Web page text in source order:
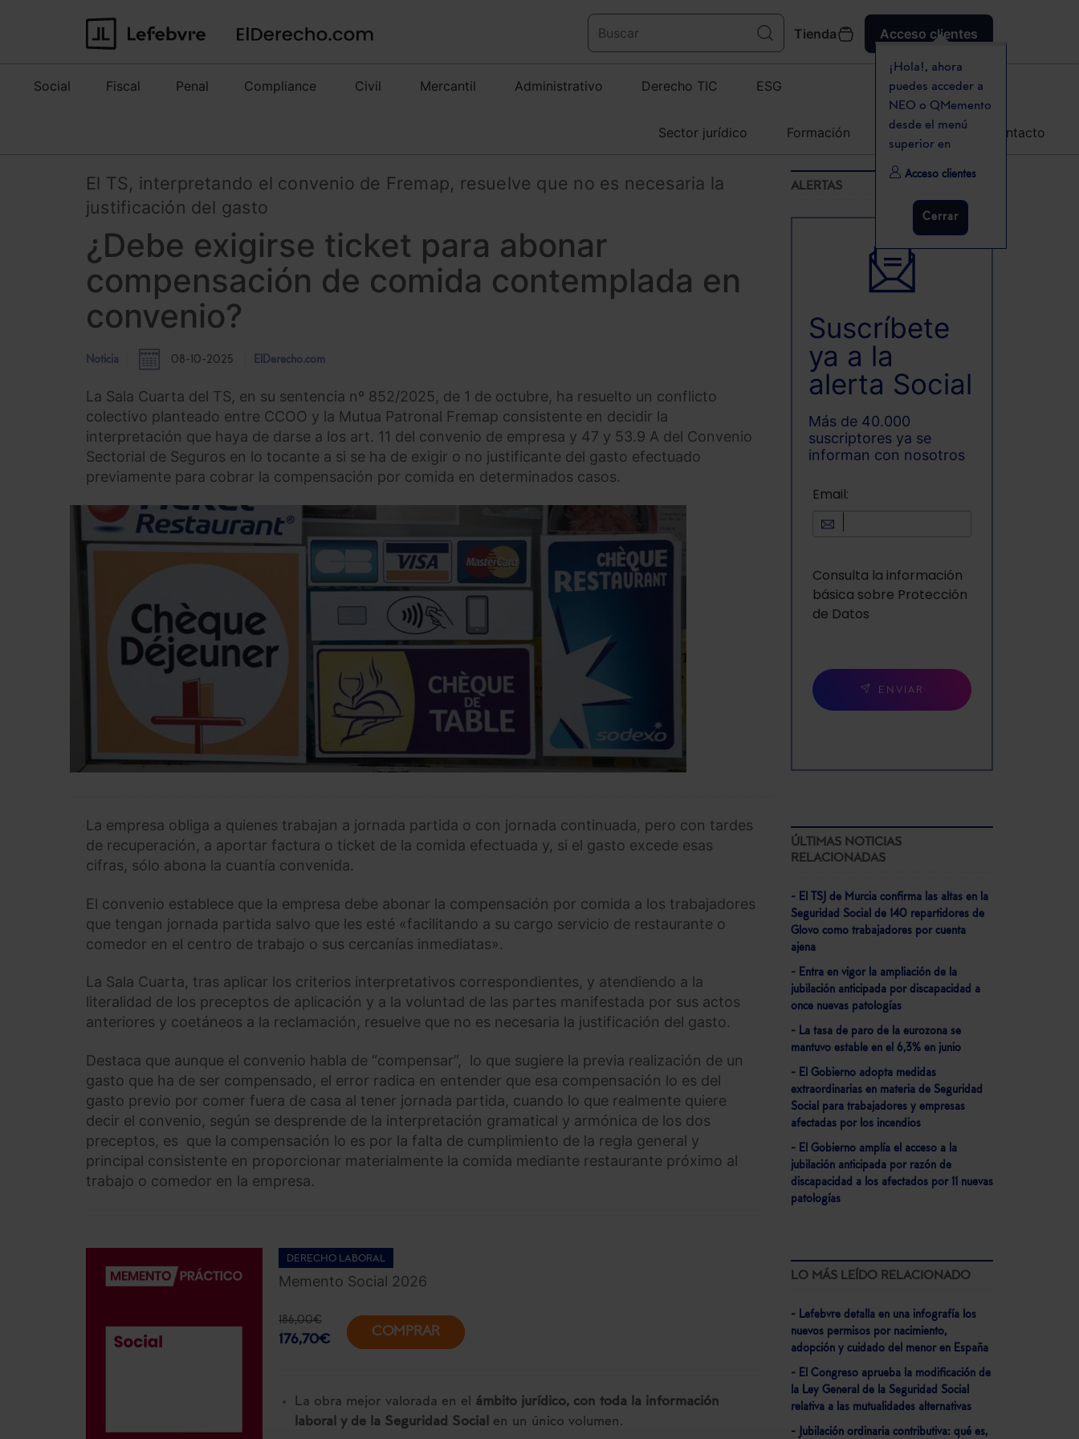
Tienda Acceso clientes
¡Hola!, ahora
puedes acceder a
NEO o QMemento
desde el menú
superior en
Acceso clientes
Cerrar
Social Fiscal Penal Compliance Civil Mercantil Administrativo Derecho TIC ESG
Sector jurídico Formación Agenda Contacto
El TS, interpretando el convenio de Fremap, resuelve que no es necesaria la
justificación del gasto
¿Debe exigirse ticket para abonar
compensación de comida contemplada en
convenio?
Noticia 08-10-2025 ElDerecho.com
La Sala Cuarta del TS, en su sentencia nº 852/2025, de 1 de octubre, ha resuelto un conflicto
colectivo planteado entre CCOO y la Mutua Patronal Fremap consistente en decidir la
interpretación que haya de darse a los art. 11 del convenio de empresa y 47 y 53.9 A del Convenio
Sectorial de Seguros en lo tocante a si se ha de exigir o no justificante del gasto efectuado
previamente para cobrar la compensación por comida en determinados casos.
La empresa obliga a quienes trabajan a jornada partida o con jornada continuada, pero con tardes
de recuperación, a aportar factura o ticket de la comida efectuada y, si el gasto excede esas
cifras, sólo abona la cuantía convenida.
El convenio establece que la empresa debe abonar la compensación por comida a los trabajadores
que tengan jornada partida salvo que les esté «facilitando a su cargo servicio de restaurante o
comedor en el centro de trabajo o sus cercanías inmediatas».
La Sala Cuarta, tras aplicar los criterios interpretativos correspondientes, y atendiendo a la
literalidad de los preceptos de aplicación y a la voluntad de las partes manifestada por sus actos
anteriores y coetáneos a la reclamación, resuelve que no es necesaria la justificación del gasto.
Destaca que aunque el convenio habla de “compensar”, lo que sugiere la previa realización de un
gasto que ha de ser compensado, el error radica en entender que esa compensación lo es del
gasto previo por comer fuera de casa al tener jornada partida, cuando lo que realmente quiere
decir el convenio, según se desprende de la interpretación gramatical y armónica de los dos
preceptos, es que la compensación lo es por la falta de cumplimiento de la regla general y
principal consistente en proporcionar materialmente la comida mediante restaurante próximo al
trabajo o comedor en la empresa.
DERECHO LABORAL
Memento Social 2026
186,00€
176,70€
COMPRAR
La obra mejor valorada en el ámbito jurídico, con toda la información
laboral y de la Seguridad Social en un único volumen.
ALERTAS
Suscríbete
ya a la
alerta Social
Más de 40.000
suscriptores ya se
informan con nosotros
Email:
Consulta la información
básica sobre Protección
de Datos
ENVIAR
ÚLTIMAS NOTICIAS
RELACIONADAS
- El TSJ de Murcia confirma las altas en la
Seguridad Social de 140 repartidores de
Glovo como trabajadores por cuenta
ajena
- Entra en vigor la ampliación de la
jubilación anticipada por discapacidad a
once nuevas patologías
- La tasa de paro de la eurozona se
mantuvo estable en el 6,3% en junio
- El Gobierno adopta medidas
extraordinarias en materia de Seguridad
Social para trabajadores y empresas
afectadas por los incendios
- El Gobierno amplía el acceso a la
jubilación anticipada por razón de
discapacidad a los afectados por 11 nuevas
patologías
LO MÁS LEÍDO RELACIONADO
- Lefebvre detalla en una infografía los
nuevos permisos por nacimiento,
adopción y cuidado del menor en España
- El Congreso aprueba la modificación de
la Ley General de la Seguridad Social
relativa a las mutualidades alternativas
- Jubilación ordinaria contributiva: qué es,